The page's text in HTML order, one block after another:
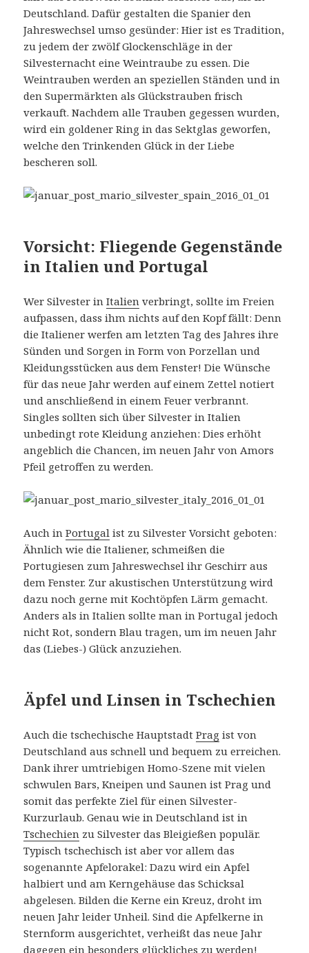
Deutschland. Dafür gestalten die Spanier den
Jahreswechsel umso gesünder: Hier ist es Tradition,
zu jedem der zwölf Glockenschläge in der
Silvesternacht eine Weintraube zu essen. Die
Weintrauben werden an speziellen Ständen und in
den Supermärkten als Glückstrauben frisch
verkauft. Nachdem alle Trauben gegessen wurden,
wird ein goldener Ring in das Sektglas geworfen,
welche den Trinkenden Glück in der Liebe
bescheren soll.
Vorsicht: Fliegende Gegenstände
in Italien und Portugal
Wer Silvester inItalien verbringt, sollte im Freien
aufpassen, dass ihm nichts auf den Kopf fällt: Denn
die Italiener werfen am letzten Tag des Jahres ihre
Sünden und Sorgen in Form von Porzellan und
Kleidungsstücken aus dem Fenster! Die Wünsche
für das neue Jahr werden auf einem Zettel notiert
und anschließend in einem Feuer verbrannt.
Singles sollten sich über Silvester in Italien
unbedingt rote Kleidung anziehen: Dies erhöht
angeblich die Chancen, im neuen Jahr von Amors
Pfeil getroffen zu werden.
Auch inPortugal ist zu Silvester Vorsicht geboten:
Ähnlich wie die Italiener, schmeißen die
Portugiesen zum Jahreswechsel ihr Geschirr aus
dem Fenster. Zur akustischen Unterstützung wird
dazu noch gerne mit Kochtöpfen Lärm gemacht.
Anders als in Italien sollte man in Portugal jedoch
nicht Rot, sondern Blau tragen, um im neuen Jahr
das (Liebes-) Glück anzuziehen.
Äpfel und Linsen in Tschechien
Auch die tschechische HauptstadtPrag ist von
Deutschland aus schnell und bequem zu erreichen.
Dank ihrer umtriebigen Homo-Szene mit vielen
schwulen Bars, Kneipen und Saunen ist Prag und
somit das perfekte Ziel für einen Silvester-
Kurzurlaub. Genau wie in Deutschland ist in
Tschechien zu Silvester das Bleigießen populär.
Typisch tschechisch ist aber vor allem das
sogenannte Apfelorakel: Dazu wird ein Apfel
halbiert und am Kerngehäuse das Schicksal
abgelesen. Bilden die Kerne ein Kreuz, droht im
neuen Jahr leider Unheil. Sind die Apfelkerne in
Sternform ausgerichtet, verheißt das neue Jahr
dagegen ein besonders glückliches zu werden!